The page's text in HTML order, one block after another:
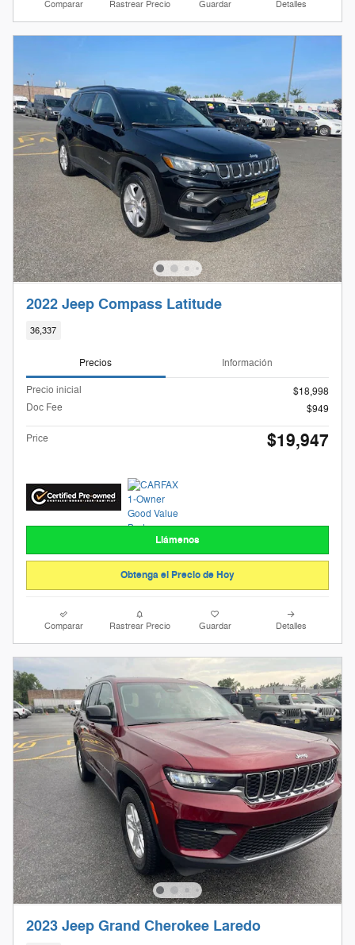
Comparar Rastrear Precio Guardar Detalles
2022 Jeep Compass Latitude
36,337
Precios Información
Precio inicial
$18,998
Doc Fee
$949
Price $19,947
Llámenos
Obtenga el Precio de Hoy
Comparar Rastrear Precio Guardar Detalles
2023 Jeep Grand Cherokee Laredo